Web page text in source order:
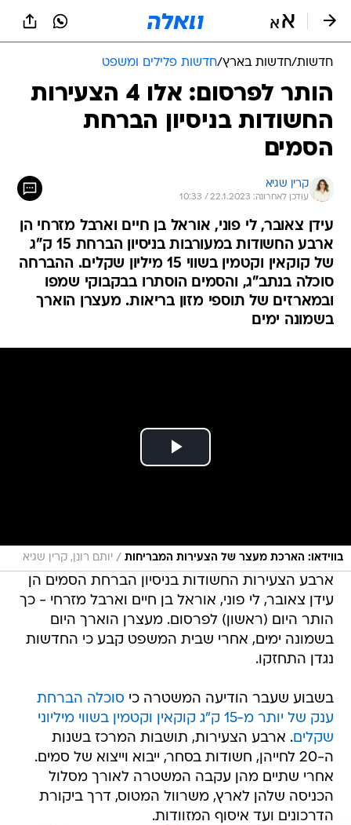
חדשות/חדשות בארץ/חדשות פלילים ומשפט
הותר לפרסום: אלו 4 הצעירות
החשודות בניסיון הברחת
הסמים
קרין שגיא
עודכן לאחרונה: 22.1.2023 / 10:33
עידן צאובר, לי פוני, אוראל בן חיים וארבל מזרחי הן
ארבע החשודות במעורבות בניסיון הברחת 15 ק"ג
של קוקאין וקטמין בשווי 15 מיליון שקלים. ההברחה
סוכלה בנתב"ג, והסמים הוסתרו בבקבוקי שמפו
ובמארזים של תוספי מזון בריאות. מעצרן הוארך
בשמונה ימים
בווידאו: הארכת מעצר של הצעירות המבריחות / יותם רונן, קרין שגיא
ארבע הצעירות החשודות בניסיון הברחת הסמים הן
עידן צאובר, לי פוני, אוראל בן חיים וארבל מזרחי - כך
הותר היום (ראשון) לפרסום. מעצרן הוארך היום
בשמונה ימים, אחרי שבית המשפט קבע כי החדשות
נגדן התחזקו.
בשבוע שעבר הודיעה המשטרה כי סוכלה הברחת
ענק של יותר מ-15 ק"ג קוקאין וקטמין בשווי מיליוני
שקלים. ארבע הצעירות, תושבות המרכז בשנות
ה-20 לחייהן, חשודות בסחר, ייבוא וייצוא של סמים.
אחרי שתיים מהן עקבה המשטרה לאורך מסלול
הכניסה שלהן לארץ, משרוול המטוס, דרך ביקורת
הדרכונים ועד איסוף המזוודות.